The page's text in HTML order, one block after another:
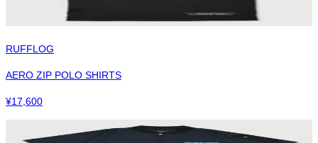
RUFFLOG
AERO ZIP POLO SHIRTS
¥17,600